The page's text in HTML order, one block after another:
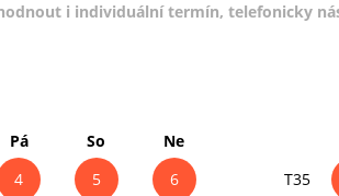
i individuální termín, telefonicky
Pá So
Ne
4 5 6
T35